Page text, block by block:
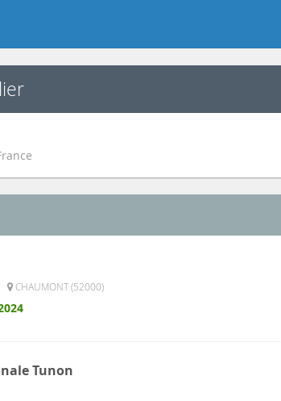
CHAUMONT (52000)
Tunon